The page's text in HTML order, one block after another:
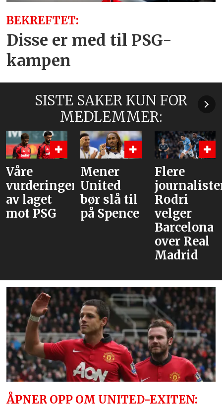
BEKREFTET:
Disse er med til PSG-
kampen
SISTE SAKER KUN FOR
MEDLEMMER:
Mener
United
bør slå til
på Spence
Flere
journalister:
Rodri
velger
Bruno og
Cunha,
men
venter
med
ÅPNER OPP OM UNITED-EXITEN: